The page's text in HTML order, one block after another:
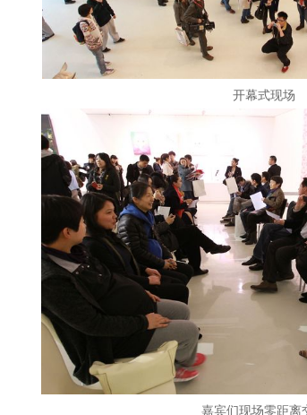
开幕式现场
嘉宾们现场零距离